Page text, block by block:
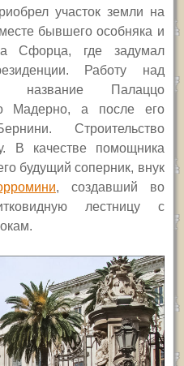
участок земли на
бывшего особняка и
Сфорца, где задумал
Работу над
название Палаццо
Мадерно, а после его
Строительство
В качестве помощника
будущий соперник, внук
, создавший во
лестницу с